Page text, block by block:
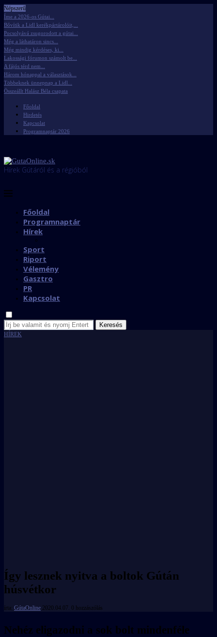
Népszerű
Íme a 2026-os Gútai...
Bővítik a Lidl kerékpártárolóit,...
Pocsolyává zsugorodott a gútai...
Még a láthatáron sincs...
Még mindig kérdéses, ki...
Lakossági fórumon számolt be...
A fájós térd nem...
Három hónappal a választások...
Többeknek ünnepnap a Lidl...
Összeállt Halász Béla csapata
Főoldal
Hirdetés
Kapcsolat
Programnaptár 2026
Hírek Gútáról és a régióból
Főoldal
Programnaptár
Hírek
Sport
Riport
Vélemény
Gasztro
PR
Kapcsolat
Keresés
HÍREK
Így lesznek nyitva a boltok Gútán
húsvétkor
írta: GútaOnline 2020.04.07. 0 hozzászólás
Nehéz eligazodni a sok bolt mindenféle